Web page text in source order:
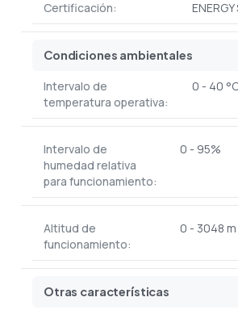
Certificación:
Condiciones ambientales
Intervalo de
temperatura operativa:
0 - 40
Intervalo de
humedad relativa
para funcionamiento:
0 - 95%
Altitud de
funcionamiento:
0 - 3048 m
Otras características